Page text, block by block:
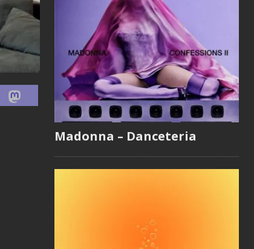
Madonna – Danceteria